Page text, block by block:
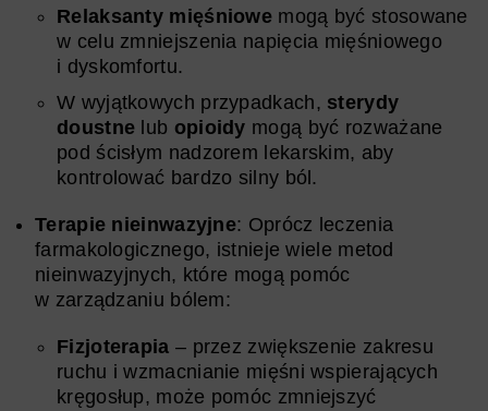
Relaksanty mięśniowe mogą być stosowane
w celu zmniejszenia napięcia mięśniowego
i dyskomfortu.
W wyjątkowych przypadkach, sterydy
doustne lub opioidy mogą być rozważane
pod ścisłym nadzorem lekarskim, aby
kontrolować bardzo silny ból.
Terapie nieinwazyjne: Oprócz leczenia
farmakologicznego, istnieje wiele metod
nieinwazyjnych, które mogą pomóc
w zarządzaniu bólem:
Fizjoterapia – przez zwiększenie zakresu
ruchu i wzmacnianie mięśni wspierających
kręgosłup, może pomóc zmniejszyć